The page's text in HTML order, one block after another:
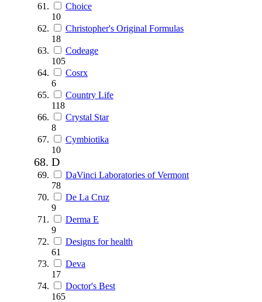
Choice
10
Christopher's Original Formulas
18
Codeage
105
Cosrx
6
Country Life
118
Crystal Star
8
Cymbiotika
10
D
DaVinci Laboratories of Vermont
78
De La Cruz
9
Derma E
9
Designs for health
61
Deva
17
Doctor's Best
165